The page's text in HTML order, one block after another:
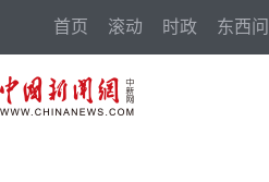
首页 滚动 时政 东西问